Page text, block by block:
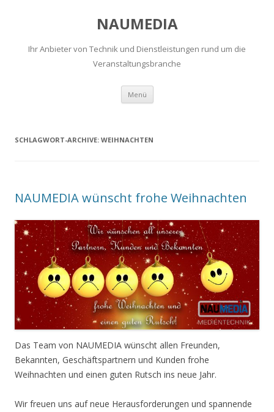
NAUMEDIA
Ihr Anbieter von Technik und Dienstleistungen rund um die
Veranstaltungsbranche
Menü Zum
springen
SCHLAGWORT-ARCHIVE: WEIHNACHTEN
NAUMEDIA wünscht frohe Weihnachten
Das Team von NAUMEDIA wünscht allen Freunden,
Bekannten, Geschäftspartnern und Kunden frohe
Weihnachten und einen guten Rutsch ins neue Jahr.
Wir freuen uns auf neue Herausforderungen und spannende